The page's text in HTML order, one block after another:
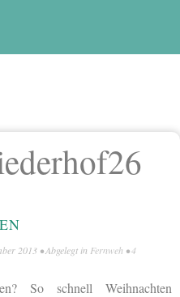
2013 • Abgelegt in Fernweh •4
So schnell Weihnachten